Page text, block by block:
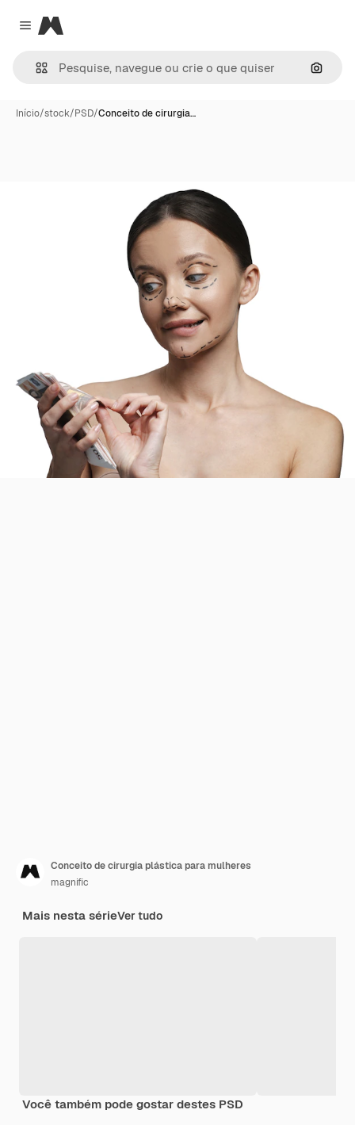
Close menu
Magnific
Início/stock/PSD/Conceito de cirurgia…
Conceito de cirurgia plástica para mulheres
magnific
Mais nesta sérieVer tudo
Você também pode gostar destes PSD